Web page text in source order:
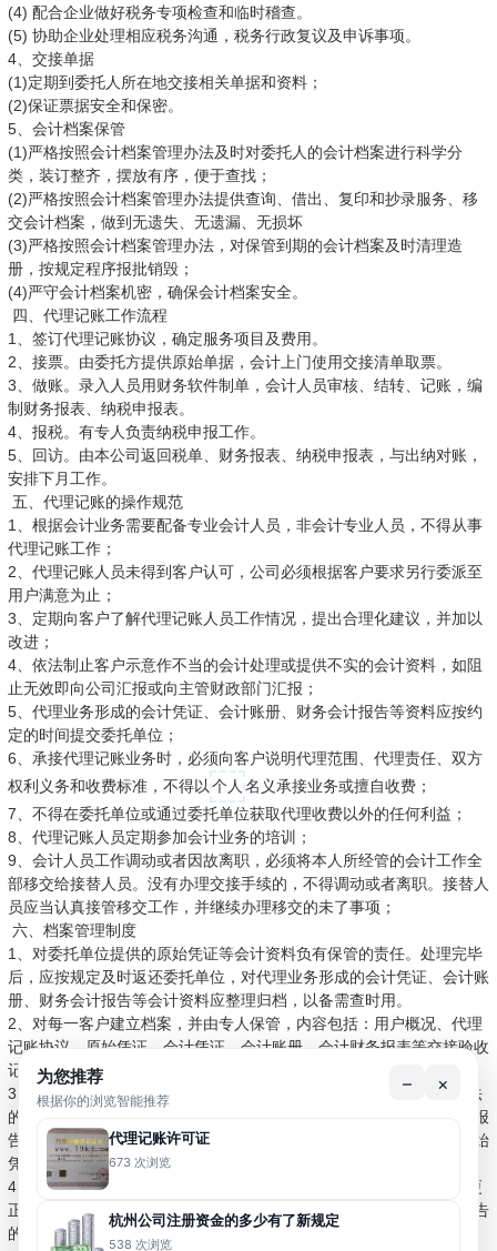
(4) 配合企业做好税务专项检查和临时稽查。
(5) 协助企业处理相应税务沟通，税务行政复议及申诉事项。
4、交接单据
(1)定期到委托人所在地交接相关单据和资料；
(2)保证票据安全和保密。
5、会计档案保管
(1)严格按照会计档案管理办法及时对委托人的会计档案进行科学分
类，装订整齐，摆放有序，便于查找；
(2)严格按照会计档案管理办法提供查询、借出、复印和抄录服务、移
交会计档案，做到无遗失、无遗漏、无损坏
(3)严格按照会计档案管理办法，对保管到期的会计档案及时清理造
册，按规定程序报批销毁；
(4)严守会计档案机密，确保会计档案安全。
四、代理记账工作流程
1、签订代理记账协议，确定服务项目及费用。
2、接票。由委托方提供原始单据，会计上门使用交接清单取票。
3、做账。录入人员用财务软件制单，会计人员审核、结转、记账，编
制财务报表、纳税申报表。
4、报税。有专人负责纳税申报工作。
5、回访。由本公司返回税单、财务报表、纳税申报表，与出纳对账，
安排下月工作。
五、代理记账的操作规范
1、根据会计业务需要配备专业会计人员，非会计专业人员，不得从事
代理记账工作；
2、代理记账人员未得到客户认可，公司必须根据客户要求另行委派至
用户满意为止；
3、定期向客户了解代理记账人员工作情况，提出合理化建议，并加以
改进；
4、依法制止客户示意作不当的会计处理或提供不实的会计资料，如阻
止无效即向公司汇报或向主管财政部门汇报；
5、代理业务形成的会计凭证、会计账册、财务会计报告等资料应按约
定的时间提交委托单位；
6、承接代理记账业务时，必须向客户说明代理范围、代理责任、双方
权利义务和收费标准，不得以 个人 名义承接业务或擅自收费；
7、不得在委托单位或通过委托单位获取代理收费以外的任何利益；
8、代理记账人员定期参加会计业务的培训；
9、会计人员工作调动或者因故离职，必须将本人所经管的会计工作全
部移交给接替人员。没有办理交接手续的，不得调动或者离职。接替人
员应当认真接管移交工作，并继续办理移交的未了事项；
六、档案管理制度
1、对委托单位提供的原始凭证等会计资料负有保管的责任。处理完毕
后，应按规定及时返还委托单位，对代理业务形成的会计凭证、会计账
册、财务会计报告等会计资料应整理归档，以备需查时用。
2、对每一客户建立档案，并由专人保管，内容包括：用户概况、代理
记账协议、原始凭证、会计凭证、会计账册、会计财务报表等交接验收
记录。
3、对不真实、不合法的原始凭证，不得归档。对弄虚作假、严重违法
的原始凭证，在不归档的同时，应当予以扣留，并及时向单位领导人报
告，请求查明原因，追究当事人的责任。对记载不明确、不完整的原始
凭证，予以退回，要求经办人员更正、补充。
4、归档过程中如果发现对外送报的财务报告有错误，应当及时办理更
正手续。除更正本单位留存的财务报告外，并应同时通知接受财务报告
的单位更正。错误较多的，应当重新编报。
为您推荐
根据你的浏览智能推荐
– ×
代理记账许可证
673 次浏览
杭州公司注册资金的多少有了新规定
538 次浏览